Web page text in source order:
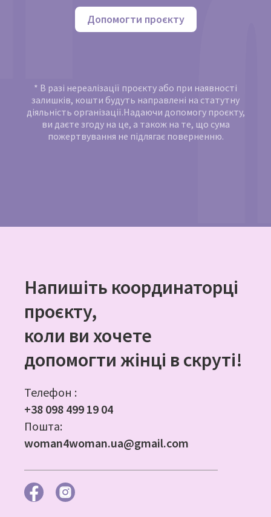
Допомогти проєкту
* В разі нереалізації проєкту або при наявності
залишків, кошти будуть направлені на статутну
діяльність організації.Надаючи допомогу проєкту,
ви даєте згоду на це, а також на те, що сума
пожертвування не підлягає поверненню.
Напишіть координаторці
проєкту,
коли ви хочете
допомогти жінці в скруті!
Телефон :
+38 098 499 19 04
Пошта:
woman4woman.ua@gmail.com